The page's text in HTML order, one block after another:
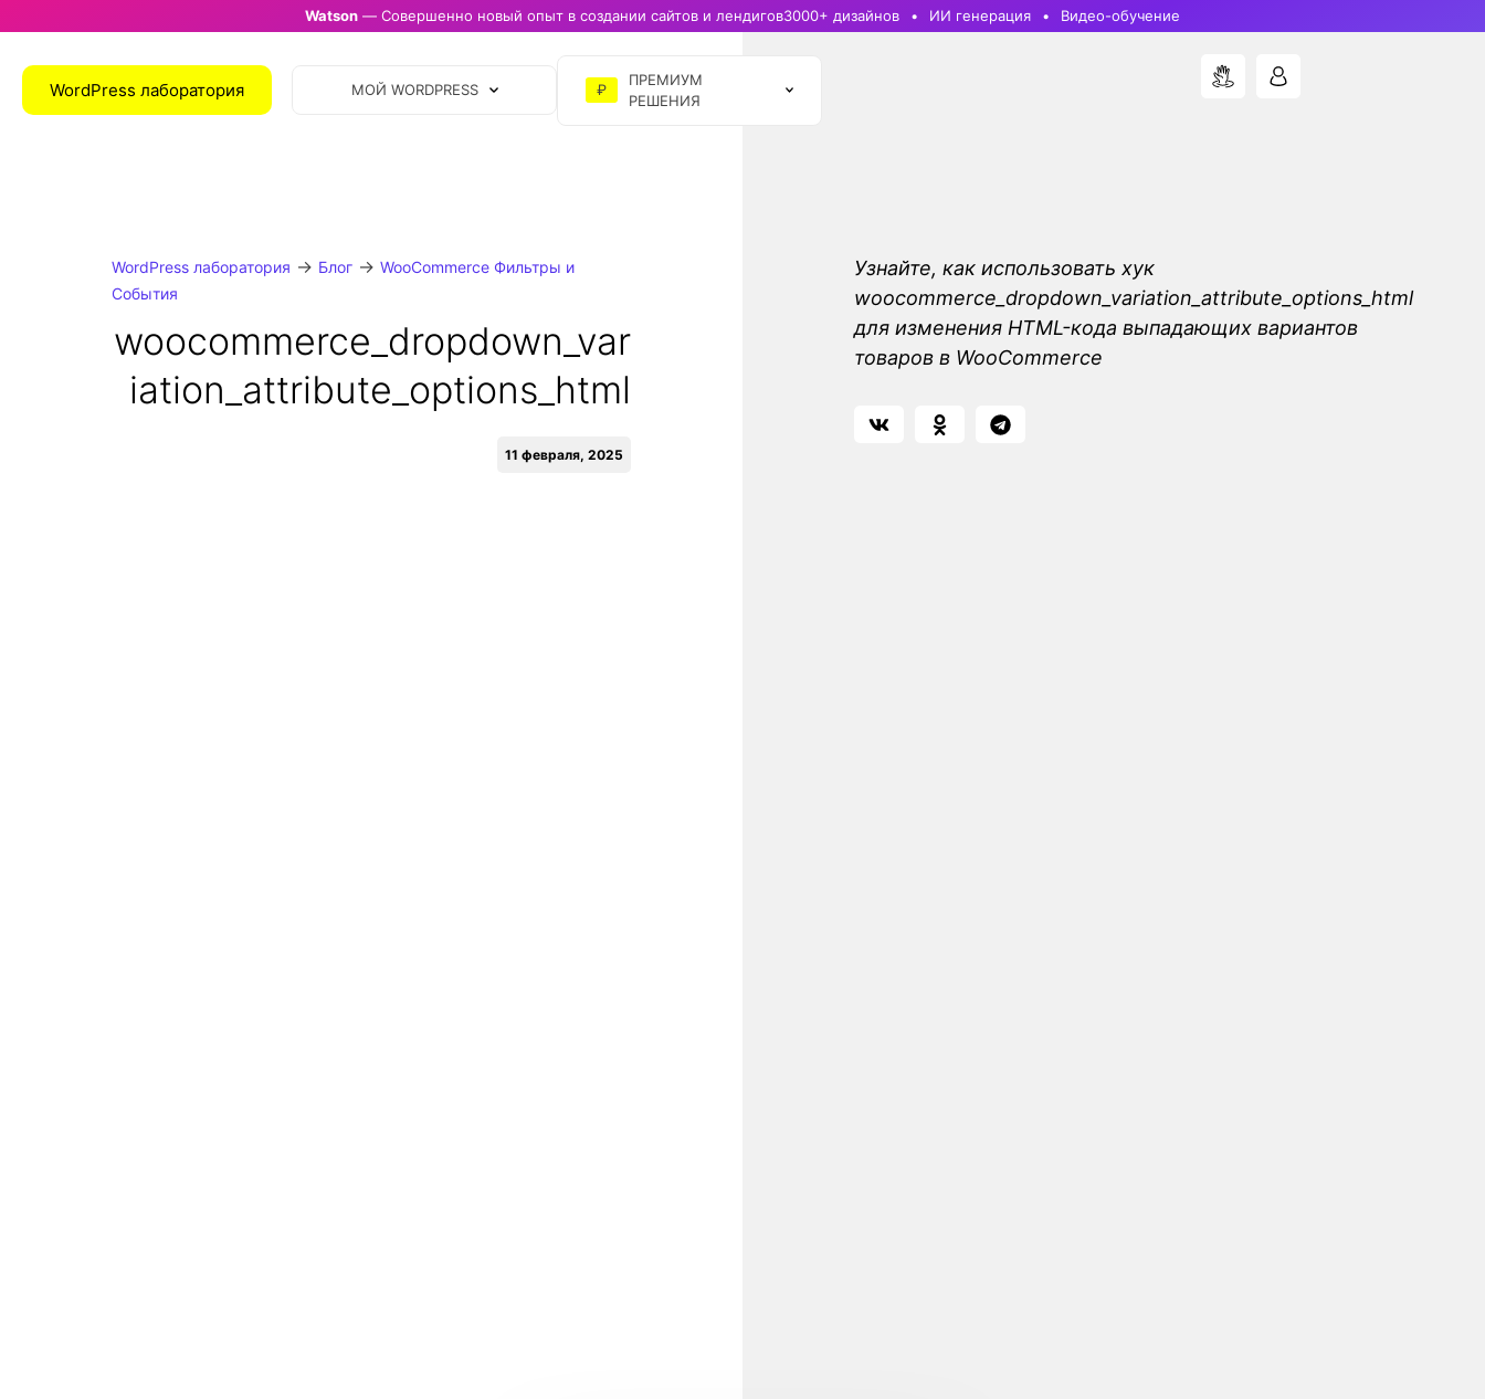
Watson — Совершенно новый опыт в создании сайтов и лендигов3000+ дизайнов ИИ генерация Видео-обучение
WordPress лаборатория МОЙ WORDPRESS ₽
ПРЕМИУМ
РЕШЕНИЯ
WordPress лаборатория → Блог→ WooCommerce Фильтры и
События
woocommerce_dropdown_var
iation_attribute_options_html
11 февраля, 2025
Узнайте, как использовать хук
woocommerce_dropdown_variation_attribute_options_html
для изменения HTML-кода выпадающих вариантов
товаров в WooCommerce